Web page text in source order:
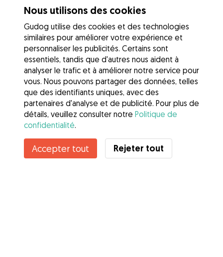
Contacter Maelle
Connaissez-vous les avantages de Gudog ? Voir plus
Nous utilisons des cookies
Gudog utilise des cookies et des technologies
similaires pour améliorer votre expérience et
personnaliser les publicités. Certains sont
essentiels, tandis que d'autres nous aident à
analyser le trafic et à améliorer notre service pour
vous. Nous pouvons partager des données, telles
que des identifiants uniques, avec des
partenaires d'analyse et de publicité. Pour plus de
détails, veuillez consulter notre Politique de
confidentialité.
Accepter tout Rejeter tout